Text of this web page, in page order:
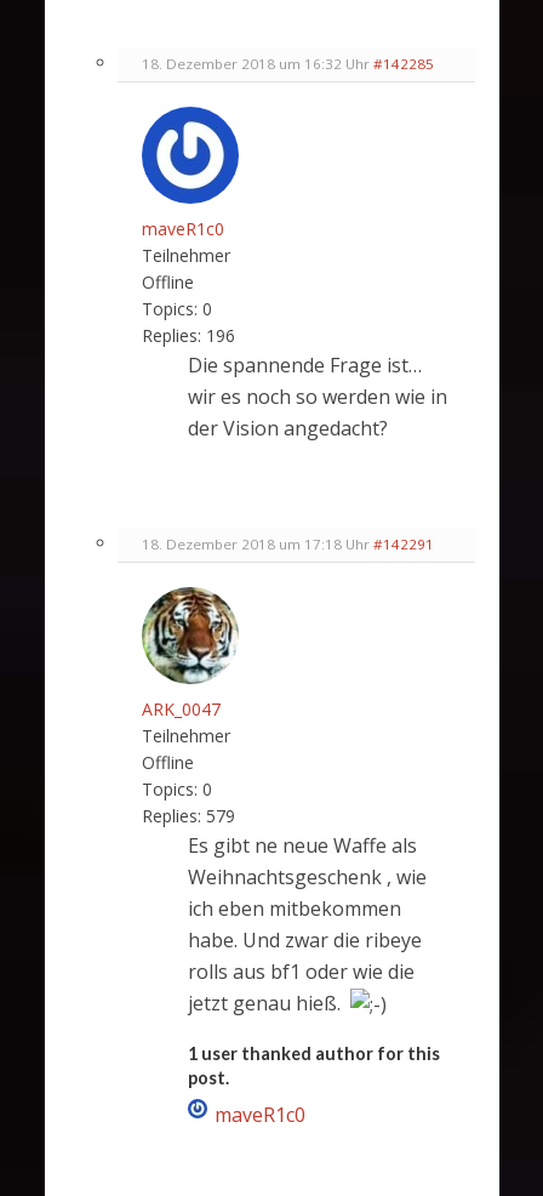
18. Dezember 2018 um 16:32 Uhr #142285
maveR1c0
Teilnehmer
Offline
Topics: 0
Replies: 196
Die spannende Frage ist…
wir es noch so werden wie in
der Vision angedacht?
18. Dezember 2018 um 17:18 Uhr #142291
ARK_0047
Teilnehmer
Offline
Topics: 0
Replies: 579
Es gibt ne neue Waffe als
Weihnachtsgeschenk , wie
ich eben mitbekommen
habe. Und zwar die ribeye
rolls aus bf1 oder wie die
jetzt genau hieß.
1 user thanked author for this
post.
maveR1c0